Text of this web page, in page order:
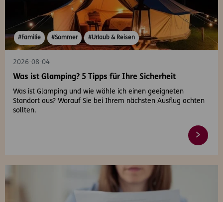
#Familie #Sommer #Urlaub & Reisen
2026-08-04
Was ist Glamping? 5 Tipps für Ihre Sicherheit
Was ist Glamping und wie wähle ich einen geeigneten
Standort aus? Worauf Sie bei Ihrem nächsten Ausflug achten
sollten.